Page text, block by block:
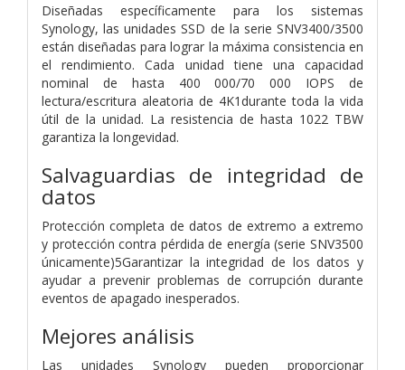
Diseñadas específicamente para los sistemas
Synology, las unidades SSD de la serie SNV3400/3500
están diseñadas para lograr la máxima consistencia en
el rendimiento. Cada unidad tiene una capacidad
nominal de hasta 400 000/70 000 IOPS de
lectura/escritura aleatoria de 4K1durante toda la vida
útil de la unidad. La resistencia de hasta 1022 TBW
garantiza la longevidad.
Salvaguardias de integridad de
datos
Protección completa de datos de extremo a extremo
y protección contra pérdida de energía (serie SNV3500
únicamente)5Garantizar la integridad de los datos y
ayudar a prevenir problemas de corrupción durante
eventos de apagado inesperados.
Mejores análisis
Las unidades Synology pueden proporcionar